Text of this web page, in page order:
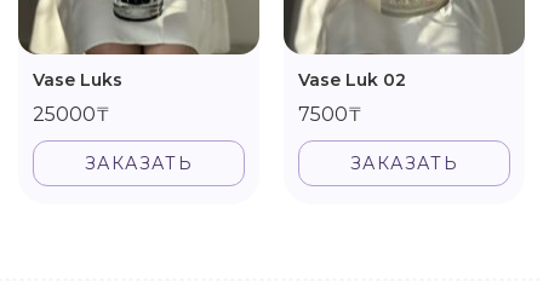
Vase Luks
25000₸
ЗАКАЗАТЬ
Vase Luk 02
7500₸
ЗАКАЗАТЬ